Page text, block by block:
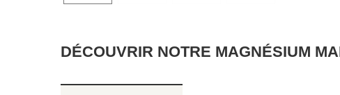
DÉCOUVRIR NOTRE MAGNÉSIUM